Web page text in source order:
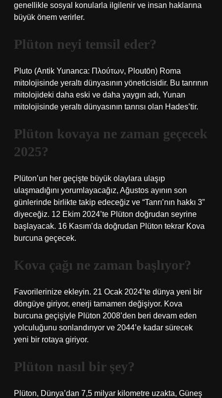
genellikle sosyal konularla ilgilenir ve insan haklarına
büyük önem verirler.
Plüton neyi temsil eder?
Pluto (Antik Yunanca: Πλούτων, Ploutōn) Roma
mitolojisinde yeraltı dünyasının yöneticisidir. Bu tanrının
mitolojideki daha eski ve daha yaygın adı, Yunan
mitolojisinde yeraltı dünyasının tanrısı olan Hades’tir.
Plüton kovaya ne zaman geçecek
2025?
Plüton’un her geçişte büyük olaylara ulaşıp
ulaşmadığını yorumlayacağız, Ağustos ayının son
günlerinde birlikte takip edeceğiz ve “Tanrı’nın hakkı 3”
diyeceğiz. 12 Ekim 2024’te Plüton doğrudan seyrine
başlayacak. 16 Kasım’da doğrudan Plüton tekrar Kova
burcuna geçecek.
Kova çağı ne zaman başlıyor?
Favorilerinize ekleyin. 21 Ocak 2024’te dünya yeni bir
döngüye giriyor, enerji tamamen değişiyor. Kova
burcuna geçişiyle Plüton 2008’den beri devam eden
yolculuğunu sonlandırıyor ve 2044’e kadar sürecek
yeni bir rotaya giriyor.
Plüton nasıl bir şey?
Plüton, Dünya’dan 7,5 milyar kilometre uzakta, Güneş